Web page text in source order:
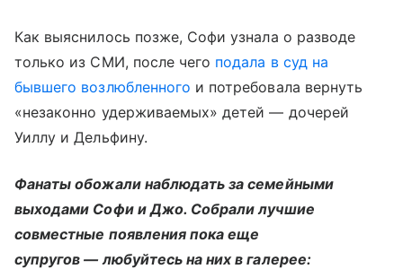
Как выяснилось позже, Софи узнала о разводе
только из СМИ, после чего подала в суд на
бывшего возлюбленного и потребовала вернуть
«незаконно удерживаемых» детей — дочерей
Уиллу и Дельфину.
Фанаты обожали наблюдать за семейными
выходами Софи и Джо. Собрали лучшие
совместные появления пока еще
супругов — любуйтесь на них в галерее: